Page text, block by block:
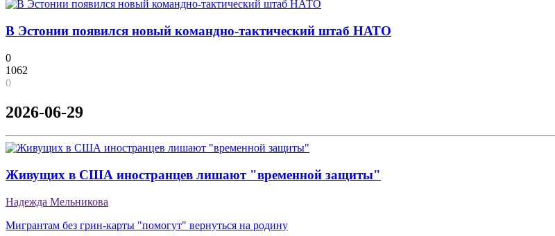
В Эстонии появился новый командно-тактический штаб НАТО
0
1062
0
2026-06-29
Живущих в США иностранцев лишают "временной защиты"
Надежда Мельникова
Мигрантам без грин-карты "помогут" вернуться на родину